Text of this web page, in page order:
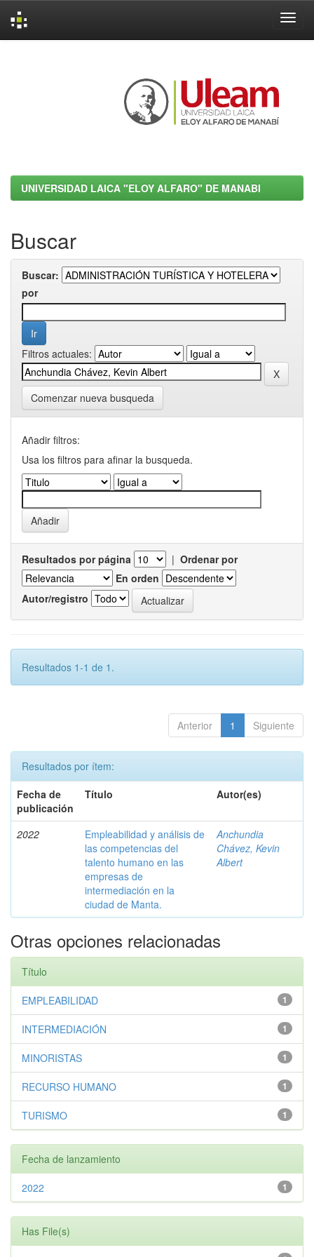
UNIVERSIDAD LAICA "ELOY ALFARO" DE MANABI
Buscar
Buscar:
por
Filtros actuales:
Comenzar nueva busqueda
Añadir filtros:
Usa los filtros para afinar la busqueda.
Resultados por página | Ordenar por
En orden
Autor/registro
Resultados 1-1 de 1.
Anterior 1 Siguiente
Resultados por ítem:
Fecha de
publicación
Título Autor(es)
2022
Empleabilidad y análisis de
las competencias del
talento humano en las
empresas de
intermediación en la
ciudad de Manta.
Anchundia
Chávez, Kevin
Albert
Otras opciones relacionadas
Título
1
EMPLEABILIDAD
1
INTERMEDIACIÓN
1
MINORISTAS
1
RECURSO HUMANO
1
TURISMO
Fecha de lanzamiento
1
2022
Has File(s)